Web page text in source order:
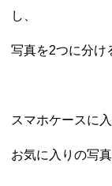
し、
写真を2つに分け
スマホケースに入
お気に入りの写